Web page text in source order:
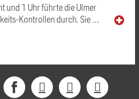
und 1 Uhr führte die Ulmer
Kontrollen durch. Sie …